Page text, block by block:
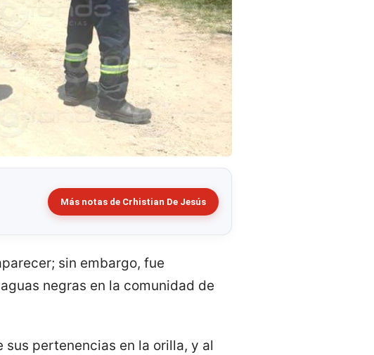
Más notas de Crhistian De Jesús
sin embargo, fue
negras en la comunidad de
pertenencias en la orilla, y al